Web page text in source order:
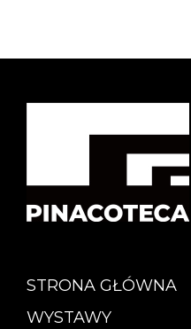
STRONA GŁÓWNA
WYSTAWY